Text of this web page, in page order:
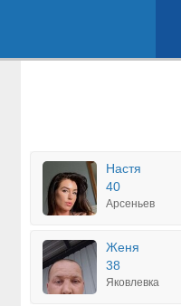
Настя
40
Арсеньев
Женя
38
Яковлевка